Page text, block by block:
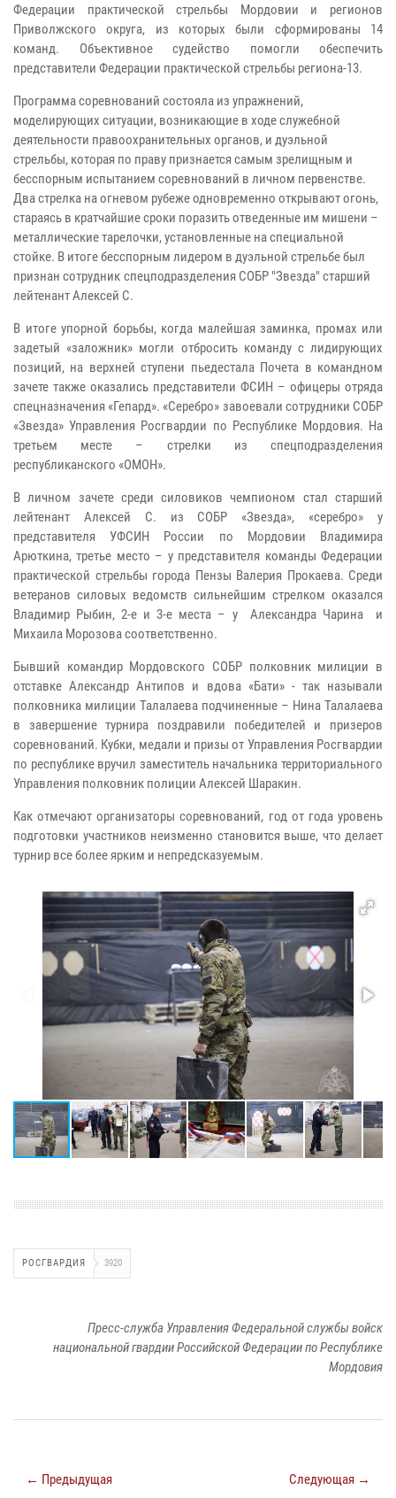
Федерации практической стрельбы Мордовии и регионов
Приволжского округа, из которых были сформированы 14
команд. Объективное судейство помогли обеспечить
представители Федерации практической стрельбы региона-13.
Программа соревнований состояла из упражнений,
моделирующих ситуации, возникающие в ходе служебной
деятельности правоохранительных органов, и дуэльной
стрельбы, которая по праву признается самым зрелищным и
бесспорным испытанием соревнований в личном первенстве.
Два стрелка на огневом рубеже одновременно открывают огонь,
стараясь в кратчайшие сроки поразить отведенные им мишени –
металлические тарелочки, установленные на специальной
стойке. В итоге бесспорным лидером в дуэльной стрельбе был
признан сотрудник спецподразделения СОБР "Звезда" старший
лейтенант Алексей С.
В итоге упорной борьбы, когда малейшая заминка, промах или
задетый «заложник» могли отбросить команду с лидирующих
позиций, на верхней ступени пьедестала Почета в командном
зачете также оказались представители ФСИН – офицеры отряда
спецназначения «Гепард». «Серебро» завоевали сотрудники СОБР
«Звезда» Управления Росгвардии по Республике Мордовия. На
третьем месте – стрелки из спецподразделения
республиканского «ОМОН».
В личном зачете среди силовиков чемпионом стал старший
лейтенант Алексей С. из СОБР «Звезда», «серебро» у
представителя УФСИН России по Мордовии Владимира
Арюткина, третье место – у представителя команды Федерации
практической стрельбы города Пензы Валерия Прокаева. Среди
ветеранов силовых ведомств сильнейшим стрелком оказался
Владимир Рыбин, 2-е и 3-е места – у Александра Чарина и
Михаила Морозова соответственно.
Бывший командир Мордовского СОБР полковник милиции в
отставке Александр Антипов и вдова «Бати» - так называли
полковника милиции Талалаева подчиненные – Нина Талалаева
в завершение турнира поздравили победителей и призеров
соревнований. Кубки, медали и призы от Управления Росгвардии
по республике вручил заместитель начальника территориального
Управления полковник полиции Алексей Шаракин.
Как отмечают организаторы соревнований, год от года уровень
подготовки участников неизменно становится выше, что делает
турнир все более ярким и непредсказуемым.
РОСГВАРДИЯ 3920
Пресс-служба Управления Федеральной службы войск
национальной гвардии Российской Федерации по Республике
Мордовия
← Предыдущая Следующая →